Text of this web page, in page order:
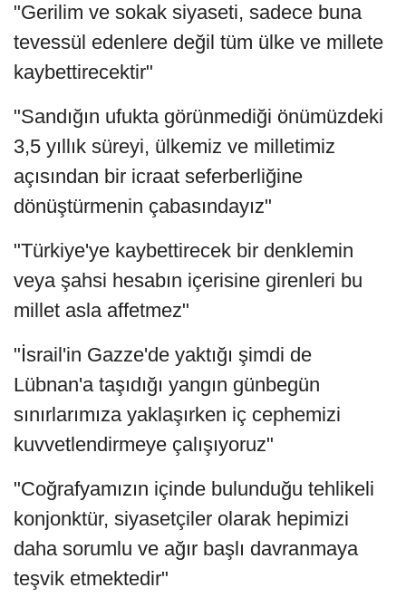
"Gerilim ve sokak siyaseti, sadece buna
tevessül edenlere değil tüm ülke ve millete
kaybettirecektir"
"Sandığın ufukta görünmediği önümüzdeki
3,5 yıllık süreyi, ülkemiz ve milletimiz
açısından bir icraat seferberliğine
dönüştürmenin çabasındayız"
"Türkiye'ye kaybettirecek bir denklemin
veya şahsi hesabın içerisine girenleri bu
millet asla affetmez"
"İsrail'in Gazze'de yaktığı şimdi de
Lübnan'a taşıdığı yangın günbegün
sınırlarımıza yaklaşırken iç cephemizi
kuvvetlendirmeye çalışıyoruz"
"Coğrafyamızın içinde bulunduğu tehlikeli
konjonktür, siyasetçiler olarak hepimizi
daha sorumlu ve ağır başlı davranmaya
teşvik etmektedir"